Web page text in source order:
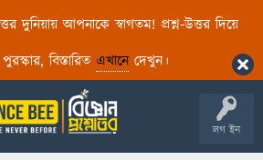
দুনিয়ায় আপনাকে স্বাগতম! প্রশ্ন-উত্তর দিয়ে
বিস্তারিত এখানেদেখুন।
লগ ইন